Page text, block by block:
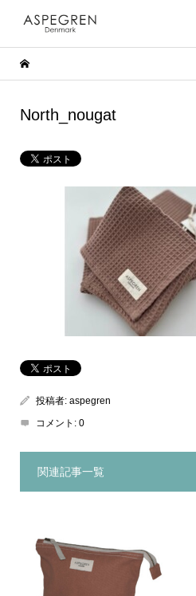
North_nougat
投稿者: aspegren
コメント: 0
関連記事一覧